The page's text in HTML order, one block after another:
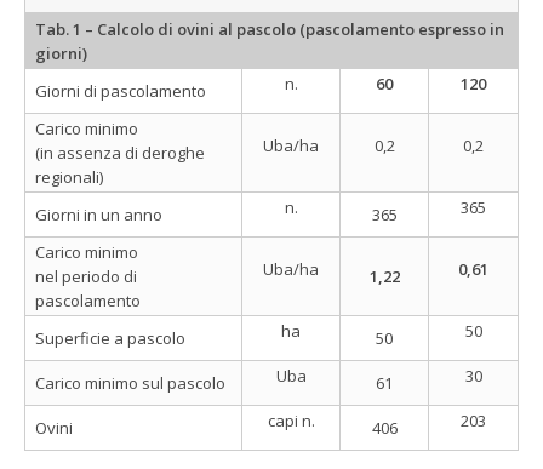
Tab. 1 – Calcolo di ovini al pascolo (pascolamento espresso in
giorni)
Giorni di pascolamento
n. 60 120
Carico minimo
(in assenza di deroghe
regionali)
Uba/ha 0,2 0,2
Giorni in un anno n. 365 365
Carico minimo
nel periodo di
pascolamento
Uba/ha 1,22 0,61
Superficie a pascolo ha 50 50
Carico minimo sul pascolo Uba 61 30
Ovini capi n. 406 203